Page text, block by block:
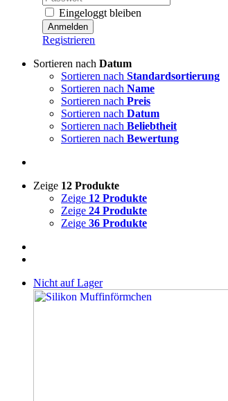
Eingeloggt bleiben
Registrieren
Sortieren nach Datum
Sortieren nach Standardsortierung
Sortieren nach Name
Sortieren nach Preis
Sortieren nach Datum
Sortieren nach Beliebtheit
Sortieren nach Bewertung
Zeige 12 Produkte
Zeige 12 Produkte
Zeige 24 Produkte
Zeige 36 Produkte
Nicht auf Lager